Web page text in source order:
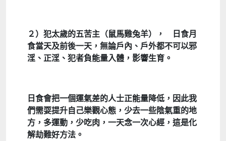
２）犯太歲的五苦主（鼠馬雞兔羊）， 日食月
食當天及前後一天，無論戶內、戶外都不可以邪
淫、正淫、犯者負能量入體，影響生育。
日食會把一個運氣差的人士正能量降低， 因此我
們需耍提升自己樂觀心態， 少去一些陰氣重的地
方， 多運動， 少吃肉， 一天念一次心經， 這是化
解劫難好方法。